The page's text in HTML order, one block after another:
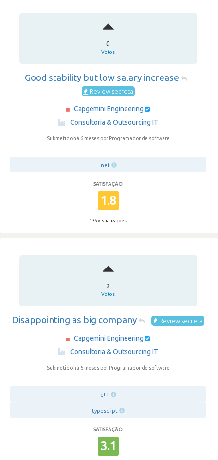
0
Votos
Good stability but low salary increase
Review secreta
Capgemini Engineering
·
Consultoria & Outsourcing IT
Submetido há 6 meses por Programador de software
.net
SATISFAÇÃO
1.8
135 visualizações
2
Votos
Disappointing as big company Review secreta
Capgemini Engineering
·
Consultoria & Outsourcing IT
Submetido há 6 meses por Programador de software
c++
typescript
SATISFAÇÃO
3.1